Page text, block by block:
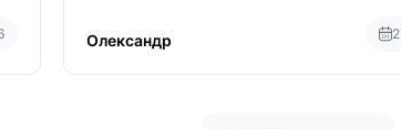
Олександр